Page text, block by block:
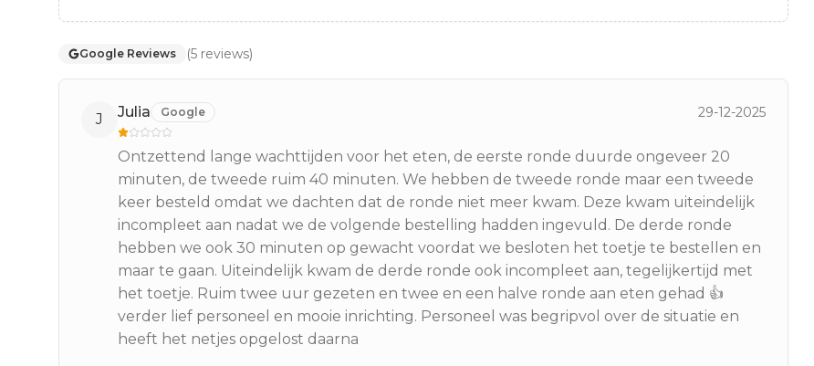
Google Reviews (5 reviews)
J Julia Google 29-12-2025
Ontzettend lange wachttijden voor het eten, de eerste ronde duurde ongeveer 20
minuten, de tweede ruim 40 minuten. We hebben de tweede ronde maar een tweede
keer besteld omdat we dachten dat de ronde niet meer kwam. Deze kwam uiteindelijk
incompleet aan nadat we de volgende bestelling hadden ingevuld. De derde ronde
hebben we ook 30 minuten op gewacht voordat we besloten het toetje te bestellen en
maar te gaan. Uiteindelijk kwam de derde ronde ook incompleet aan, tegelijkertijd met
het toetje. Ruim twee uur gezeten en twee en een halve ronde aan eten gehad 👍
verder lief personeel en mooie inrichting. Personeel was begripvol over de situatie en
heeft het netjes opgelost daarna